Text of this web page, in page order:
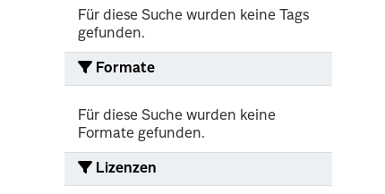
Für diese Suche wurden keine Tags
gefunden.
Formate
Für diese Suche wurden keine
Formate gefunden.
Lizenzen